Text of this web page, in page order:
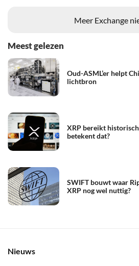
Meer Exchange
Meest gelezen
Oud-ASML’er helpt
lichtbron
XRP bereikt
betekent dat?
SWIFT bouwt waar
XRP nog wel nuttig?
Nieuws